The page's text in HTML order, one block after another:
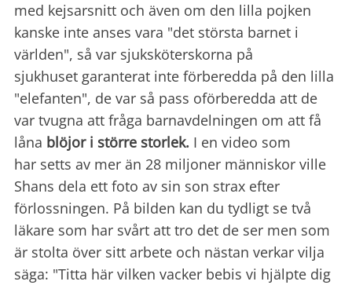
med kejsarsnitt och även om den lilla pojken
kanske inte anses vara "det största barnet i
världen", så var sjuksköterskorna på
sjukhuset garanterat inte förberedda på den lilla
"elefanten", de var så pass oförberedda att de
var tvugna att fråga barnavdelningen om att få
låna blöjor i större storlek. I en video som
har setts av mer än 28 miljoner människor ville
Shans dela ett foto av sin son strax efter
förlossningen. På bilden kan du tydligt se två
läkare som har svårt att tro det de ser men som
är stolta över sitt arbete och nästan verkar vilja
säga: "Titta här vilken vacker bebis vi hjälpte dig